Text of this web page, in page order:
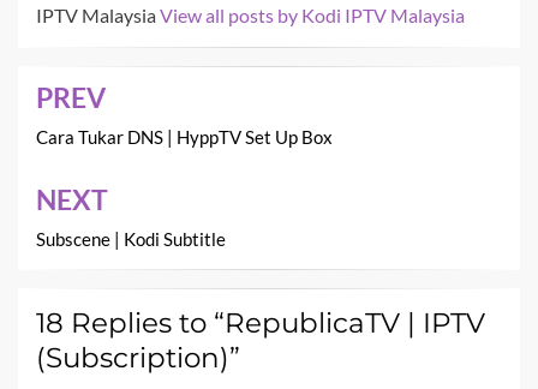
IPTV MalaysiaView all posts by Kodi IPTV Malaysia
Post
navigation
PREV
Cara Tukar DNS | HyppTV Set Up Box
NEXT
Subscene | Kodi Subtitle
18 Replies to “RepublicaTV | IPTV
(Subscription)”